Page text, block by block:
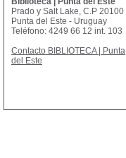
Prado y Salt Lake, C.P 20100
Punta del Este - Uruguay
Teléfono: 4249 66 12 int. 103
Contacto BIBLIOTECA | Punta
del Este